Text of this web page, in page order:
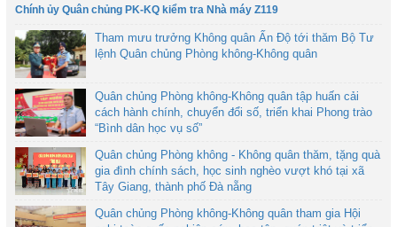
Chính ủy Quân chủng PK-KQ kiểm tra Nhà máy Z119
Tham mưu trưởng Không quân Ấn Độ tới thăm Bộ Tư
lệnh Quân chủng Phòng không-Không quân
Quân chủng Phòng không-Không quân tập huấn cải
cách hành chính, chuyển đổi số, triển khai Phong trào
“Bình dân học vụ số”
Quân chủng Phòng không - Không quân thăm, tặng quà
gia đình chính sách, học sinh nghèo vượt khó tại xã
Tây Giang, thành phố Đà nẵng
Quân chủng Phòng không-Không quân tham gia Hội